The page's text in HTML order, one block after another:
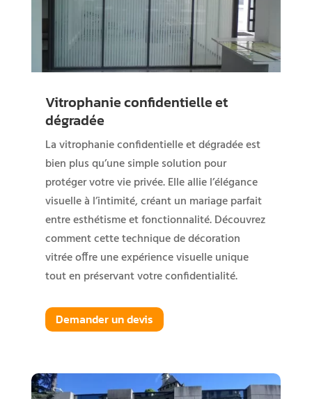
Vitrophanie confidentielle et
dégradée
La vitrophanie confidentielle et dégradée est
bien plus qu’une simple solution pour
protéger votre vie privée. Elle allie l’élégance
visuelle à l’intimité, créant un mariage parfait
entre esthétisme et fonctionnalité. Découvrez
comment cette technique de décoration
vitrée offre une expérience visuelle unique
tout en préservant votre confidentialité.
Demander un devis